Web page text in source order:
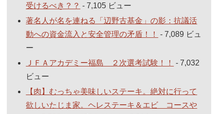
受けるべき？？ - 7,105 ビュー
著名人が名を連ねる「辺野古基金」の影：抗議活
動への資金流入と安全管理の矛盾！！
- 7,089 ビュ
ー
ＪＦＡアカデミー福島 ２次選考試験！！
- 7,032
ビュー
【肉】むっちゃ美味しいステーキ。絶対に行って
欲しいたじま家。ヘレステーキ＆エビ コースや